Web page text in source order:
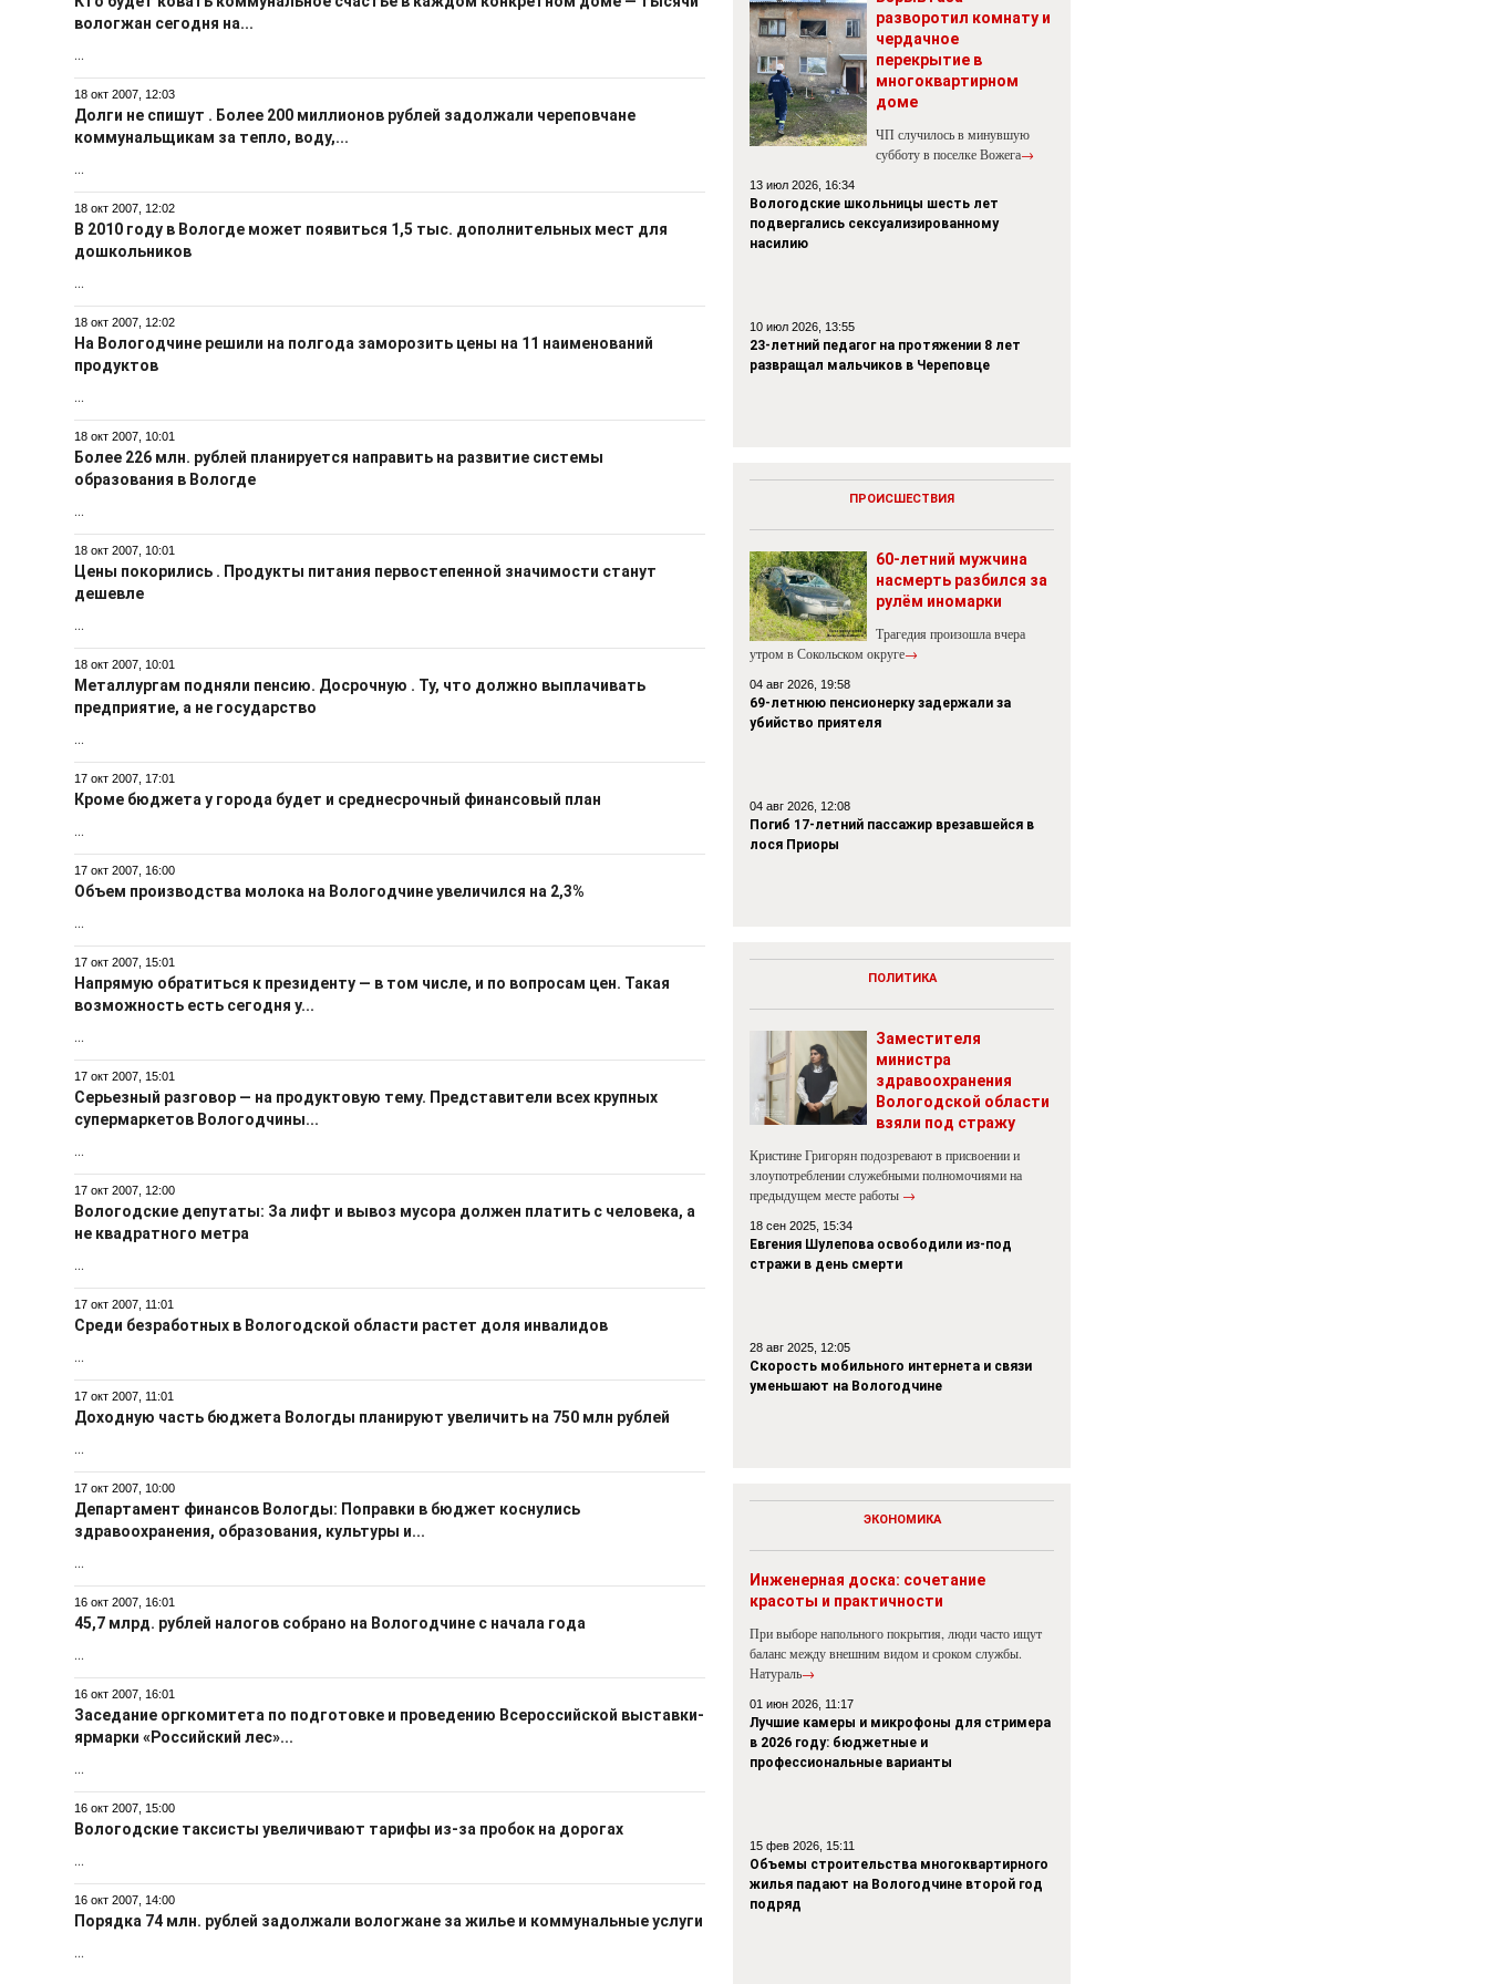
вологжан сегодня на...
...
18 окт 2007, 12:03
Долги не спишут . Более 200 миллионов рублей задолжали череповчане
коммунальщикам за тепло, воду,...
...
18 окт 2007, 12:02
В 2010 году в Вологде может появиться 1,5 тыс. дополнительных мест для
дошкольников
...
18 окт 2007, 12:02
На Вологодчине решили на полгода заморозить цены на 11 наименований
продуктов
...
18 окт 2007, 10:01
Более 226 млн. рублей планируется направить на развитие системы
образования в Вологде
...
18 окт 2007, 10:01
Цены покорились . Продукты питания первостепенной значимости станут
дешевле
...
18 окт 2007, 10:01
Металлургам подняли пенсию. Досрочную . Ту, что должно выплачивать
предприятие, а не государство
...
17 окт 2007, 17:01
Кроме бюджета у города будет и среднесрочный финансовый план
...
17 окт 2007, 16:00
Объем производства молока на Вологодчине увеличился на 2,3%
...
17 окт 2007, 15:01
Напрямую обратиться к президенту — в том числе, и по вопросам цен. Такая
возможность есть сегодня у...
...
17 окт 2007, 15:01
Серьезный разговор — на продуктовую тему. Представители всех крупных
супермаркетов Вологодчины...
...
17 окт 2007, 12:00
Вологодские депутаты: За лифт и вывоз мусора должен платить с человека, а
не квадратного метра
...
17 окт 2007, 11:01
Среди безработных в Вологодской области растет доля инвалидов
...
17 окт 2007, 11:01
Доходную часть бюджета Вологды планируют увеличить на 750 млн рублей
...
17 окт 2007, 10:00
Департамент финансов Вологды: Поправки в бюджет коснулись
здравоохранения, образования, культуры и...
...
16 окт 2007, 16:01
45,7 млрд. рублей налогов собрано на Вологодчине с начала года
...
16 окт 2007, 16:01
Заседание оргкомитета по подготовке и проведению Всероссийской выставки-
ярмарки «Российский лес»...
...
16 окт 2007, 15:00
Вологодские таксисты увеличивают тарифы из-за пробок на дорогах
...
16 окт 2007, 14:00
Порядка 74 млн. рублей задолжали вологжане за жилье и коммунальные услуги
...
разворотил комнату и
чердачное
перекрытие в
многоквартирном
доме
ЧП случилось в минувшую
субботу в поселке Вожега→
13 июл 2026, 16:34
Вологодские школьницы шесть лет
подвергались сексуализированному
насилию
10 июл 2026, 13:55
23-летний педагог на протяжении 8 лет
развращал мальчиков в Череповце
ПРОИСШЕСТВИЯ
60-летний мужчина
насмерть разбился за
рулём иномарки
Трагедия произошла вчера
утром в Сокольском округе→
04 авг 2026, 19:58
69-летнюю пенсионерку задержали за
убийство приятеля
04 авг 2026, 12:08
Погиб 17-летний пассажир врезавшейся в
лося Приоры
ПОЛИТИКА
Заместителя
министра
здравоохранения
Вологодской области
взяли под стражу
Кристине Григорян подозревают в присвоении и
злоупотреблении служебными полномочиями на
предыдущем месте работы →
18 сен 2025, 15:34
Евгения Шулепова освободили из-под
стражи в день смерти
28 авг 2025, 12:05
Скорость мобильного интернета и связи
уменьшают на Вологодчине
ЭКОНОМИКА
Инженерная доска: сочетание
красоты и практичности
При выборе напольного покрытия, люди часто ищут
баланс между внешним видом и сроком службы.
Натураль→
01 июн 2026, 11:17
Лучшие камеры и микрофоны для стримера
в 2026 году: бюджетные и
профессиональные варианты
15 фев 2026, 15:11
Объемы строительства многоквартирного
жилья падают на Вологодчине второй год
подряд